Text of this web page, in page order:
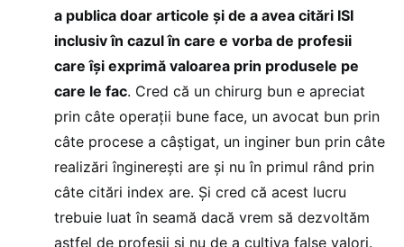
a publica doar articole și de a avea citări ISI
inclusiv în cazul în care e vorba de profesii
care își exprimă valoarea prin produsele pe
care le fac. Cred că un chirurg bun e apreciat
prin câte operații bune face, un avocat bun prin
câte procese a câștigat, un inginer bun prin câte
realizări înginerești are și nu în primul rând prin
câte citări index are. Și cred că acest lucru
trebuie luat în seamă dacă vrem să dezvoltăm
astfel de profesii și nu de a cultiva false valori.